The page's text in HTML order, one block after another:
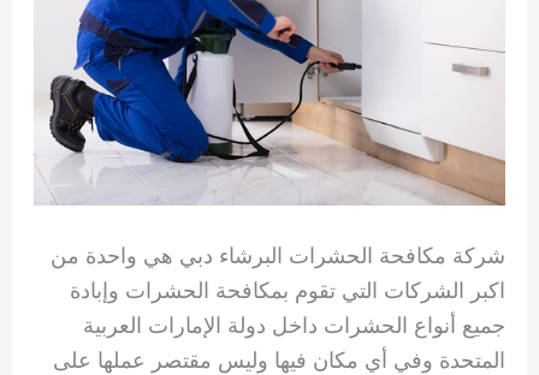
شركة مكافحة الحشرات البرشاء دبي هي واحدة من
اكبر الشركات التي تقوم بمكافحة الحشرات وإبادة
جميع أنواع الحشرات داخل دولة الإمارات العربية
المتحدة وفي أي مكان فيها وليس مقتصر عملها على